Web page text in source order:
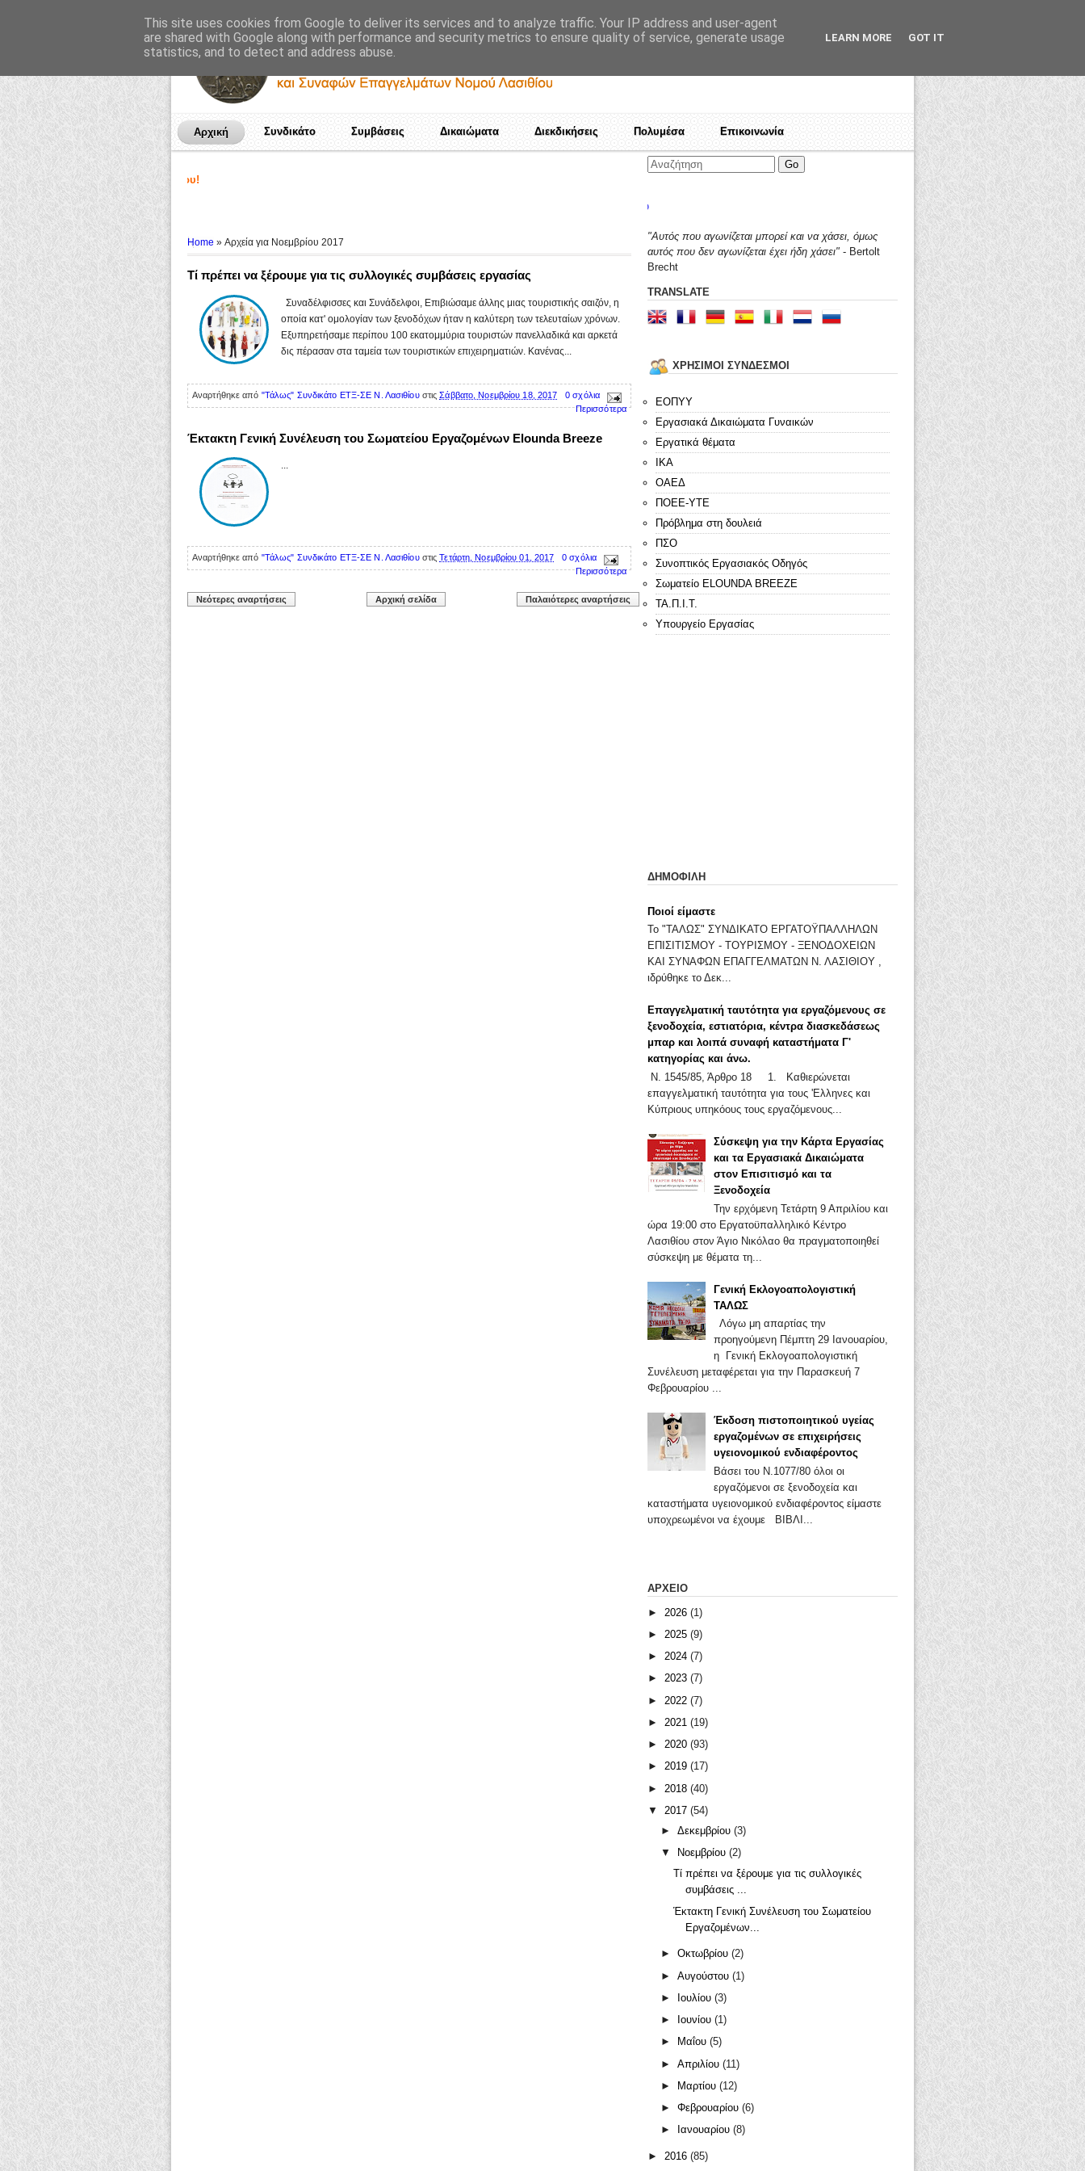
Αρχική Συνδικάτο Συμβάσεις Δικαιώματα Διεκδικήσεις Πολυμέσα Επικοινωνία
Home » Αρχεία για Νοεμβρίου 2017
Τί πρέπει να ξέρουμε για τις συλλογικές συμβάσεις εργασίας
Συναδέλφισσες και Συνάδελφοι, Επιβιώσαμε άλλης μιας τουριστικής σαιζόν, η
οποία κατ' ομολογίαν των ξενοδόχων ήταν η καλύτερη των τελευταίων χρόνων.
Εξυπηρετήσαμε περίπου 100 εκατομμύρια τουριστών πανελλαδικά και αρκετά
δις πέρασαν στα ταμεία των τουριστικών επιχειρηματιών. Κανένας...
Αναρτήθηκε από "Τάλως" Συνδικάτο ΕΤΞ-ΣΕ Ν. Λασιθίου στιςΣάββατο, Νοεμβρίου 18, 2017
0 σχόλια
Περισσότερα
Έκτακτη Γενική Συνέλευση του Σωματείου Εργαζομένων Elounda Breeze
Αναρτήθηκε από "Τάλως" Συνδικάτο ΕΤΞ-ΣΕ Ν. Λασιθίου στιςΤετάρτη, Νοεμβρίου 01, 2017
0 σχόλια
Περισσότερα
Νεότερες αναρτήσεις Παλαιότερες αναρτήσεις
Αρχική σελίδα
"Αυτός που αγωνίζεται μπορεί και να χάσει, όμως
αυτός που δεν αγωνίζεται έχει ήδη χάσει" - Bertolt
Brecht
TRANSLATE
ΧΡΗΣΙΜΟΙ ΣΥΝΔΕΣΜΟΙ
ΕΟΠΥΥ
Εργασιακά Δικαιώματα Γυναικών
Εργατικά θέματα
ΙΚΑ
ΟΑΕΔ
ΠΟΕΕ-ΥΤΕ
Πρόβλημα στη δουλειά
ΠΣΟ
Συνοπτικός Εργασιακός Οδηγός
Σωματείο ELOUNDA BREEZE
ΤΑ.Π.Ι.Τ.
Υπουργείο Εργασίας
ΔΗΜΟΦΙΛΗ
Ποιοί είμαστε
Το "ΤΑΛΩΣ" ΣΥΝΔΙΚΑΤΟ ΕΡΓΑΤΟΫΠΑΛΛΗΛΩΝ
ΕΠΙΣΙΤΙΣΜΟΥ - ΤΟΥΡΙΣΜΟΥ - ΞΕΝΟΔΟΧΕΙΩΝ
ΚΑΙ ΣΥΝΑΦΩΝ ΕΠΑΓΓΕΛΜΑΤΩΝ Ν. ΛΑΣΙΘΙΟΥ ,
ιδρύθηκε το Δεκ...
Επαγγελματική ταυτότητα για εργαζόμενους σε
ξενοδοχεία, εστιατόρια, κέντρα διασκεδάσεως
μπαρ και λοιπά συναφή καταστήματα Γ'
κατηγορίας και άνω.
Ν. 1545/85, Άρθρο 18 1. Καθιερώνεται
επαγγελματική ταυτότητα για τους 'Ελληνες και
Κύπριους υπηκόους τους εργαζόμενους...
Σύσκεψη για την Κάρτα Εργασίας
και τα Εργασιακά Δικαιώματα
στον Επισιτισμό και τα
Ξενοδοχεία
Την ερχόμενη Τετάρτη 9 Απριλίου και
ώρα 19:00 στο Εργατοϋπαλληλικό Κέντρο
Λασιθίου στον Άγιο Νικόλαο θα πραγματοποιηθεί
σύσκεψη με θέματα τη...
Γενική Εκλογοαπολογιστική
ΤΑΛΩΣ
Λόγω μη απαρτίας την
προηγούμενη Πέμπτη 29 Ιανουαρίου,
η Γενική Εκλογοαπολογιστική
Συνέλευση μεταφέρεται για την Παρασκευή 7
Φεβρουαρίου ...
Έκδοση πιστοποιητικού υγείας
εργαζομένων σε επιχειρήσεις
υγειονομικού ενδιαφέροντος
Βάσει του Ν.1077/80 όλοι οι
εργαζόμενοι σε ξενοδοχεία και
καταστήματα υγειονομικού ενδιαφέροντος είμαστε
υποχρεωμένοι να έχουμε ΒΙΒΛΙ...
ΑΡΧΕΙΟ
► 2026 (1)
► 2025 (9)
► 2024 (7)
► 2023 (7)
► 2022 (7)
► 2021 (19)
► 2020 (93)
► 2019 (17)
► 2018 (40)
▼
2017 (54)
► Δεκεμβρίου (3)
▼
Νοεμβρίου (2)
Τί πρέπει να ξέρουμε για τις συλλογικές
συμβάσεις ...
Έκτακτη Γενική Συνέλευση του Σωματείου
Εργαζομένων...
► Οκτωβρίου (2)
► Αυγούστου (1)
►
Ιουλίου (3)
►
Ιουνίου (1)
►
Μαΐου (5)
► Απριλίου (11)
►
Μαρτίου (12)
► Φεβρουαρίου (6)
►
Ιανουαρίου (8)
► 2016 (85)
This site uses cookies from Google to deliver its services and to analyze traffic. Your IP address and user-agent
are shared with Google along with performance and security metrics to ensure quality of service, generate usage
statistics, and to detect and address abuse.
LEARN MORE GOT IT